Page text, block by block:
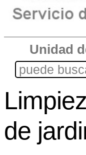
Unidad
de